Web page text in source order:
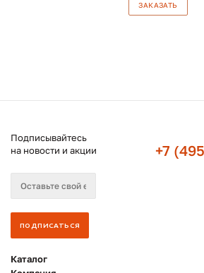
ЗАКАЗАТЬ
Подписывайтесь
на новости и акции
+7
Каталог